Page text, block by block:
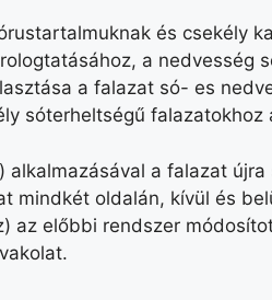
és csekély
a nedvesség
a falazat só- es
sóterheltségű falazatokhoz
alkalmazásával a falazat
mindkét oldalán, kívül és
az előbbi rendszer